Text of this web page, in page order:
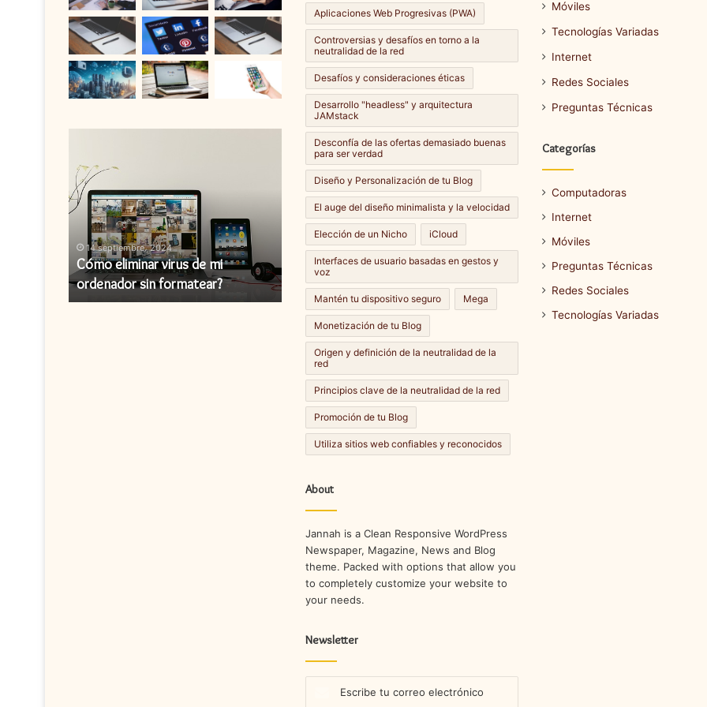
virus
de
mi
ordenador
formatear?
14 septiembre، 2024
Cómo eliminar virus de mi
ordenador sin formatear?
Cómo
instalar
actualización
firmware?
14 septiembre، 2024
Cómo instalar una actualización de
firmware?
Cómo
una
de
pantalla
diferentes
dispositivos?
Cómo hacer una captura de
pantalla en diferentes
dispositivos?
Aplicaciones Web Progresivas (PWA)
Controversias y desafíos en torno a la
neutralidad de la red
Desafíos y consideraciones éticas
Desarrollo "headless" y arquitectura
JAMstack
Desconfía de las ofertas demasiado buenas
para ser verdad
Diseño y Personalización de tu Blog
El auge del diseño minimalista y la velocidad
Elección de un Nicho iCloud
Interfaces de usuario basadas en gestos y
voz
Mantén tu dispositivo seguro Mega
Monetización de tu Blog
Origen y definición de la neutralidad de la
red
Principios clave de la neutralidad de la red
Promoción de tu Blog
Utiliza sitios web confiables y reconocidos
About
Jannah is a Clean Responsive WordPress
Newspaper, Magazine, News and Blog
theme. Packed with options that allow you
to completely customize your website to
your needs.
Newsletter
Móviles
Tecnologías Variadas
Internet
Redes Sociales
Preguntas Técnicas
Categorías
Computadoras
Internet
Móviles
Preguntas Técnicas
Redes Sociales
Tecnologías Variadas